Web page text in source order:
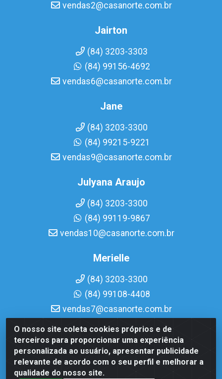
O nosso site coleta cookies próprios e de
terceiros para proporcionar uma experiência
personalizada ao usuário, apresentar publicidade
relevante de acordo com o seu perfil e melhorar a
qualidade do nosso site.
vendas2@casanorte.com.br
Jairton
(84) 3203-3303
(84) 99156-4692
vendas6@casanorte.com.br
Jane
(84) 3203-3300
(84) 99215-9221
vendas9@casanorte.com.br
Julyana Araujo
(84) 3203-3300
(84) 99119-9867
vendas10@casanorte.com.br
Merielle
(84) 3203-3300
(84) 99108-4408
vendas7@casanorte.com.br
Casa Norte LTDA - Av. Interventor Mário Câmara, 1815 -
Dix-Sept Rosado, Natal/RN - CEP 59054-600 - CNPJ
08.713.513/0001-51